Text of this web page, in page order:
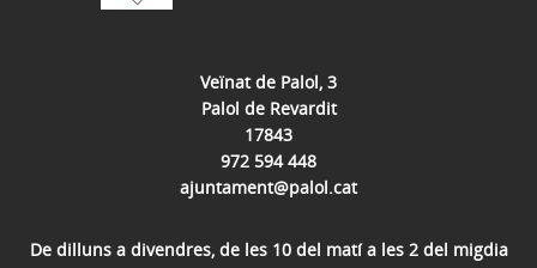
Veïnat de Palol, 3
Palol de Revardit
17843
972 594 448
ajuntament@palol.cat
De dilluns a divendres, de les 10 del matí a les 2 del migdia